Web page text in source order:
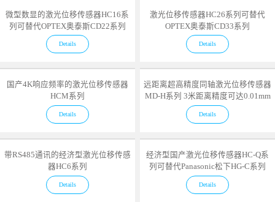
微型数显的激光位移传感器HC16系
列可替代OPTEX奥泰斯CD22系列
Details
激光位移传感器HC26系列可替代
OPTEX奥泰斯CD33系列
Details
国产4K响应频率的激光位移传感器
HCM系列
Details
远距离超高精度同轴激光位移传感器
MD-H系列 3米距离精度可达0.01mm
Details
带RS485通讯的经济型激光位移传感
器HC6系列
Details
经济型国产激光位移传感器HC-Q系
列可替代Panasonic松下HG-C系列
Details